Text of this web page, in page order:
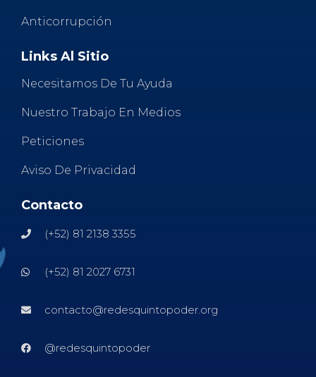
Anticorrupción
Links Al Sitio
Necesitamos De Tu Ayuda
Nuestro Trabajo En Medios
Peticiones
Aviso De Privacidad
Contacto
(+52) 81 2138 3355
(+52) 81 2027 6731
contacto@redesquintopoder.org
@redesquintopoder